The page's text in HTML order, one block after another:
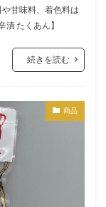
甘味料、着色料は
たくあん】
続きを読む
商品